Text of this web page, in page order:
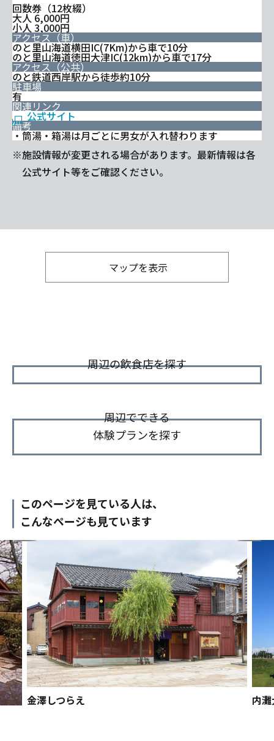
回数券（12枚綴）
大人 6,000円
小人 3,000円
アクセス（車）
のと里山海道横田IC(7Km)から車で10分
のと里山海道徳田大津IC(12km)から車で17分
アクセス（公共）
のと鉄道西岸駅から徒歩約10分
駐車場
有
関連リンク
公式サイト
備考
・筒湯・箱湯は月ごとに男女が入れ替わります
※施設情報が変更される場合があります。最新情報は各
公式サイト等をご確認ください。
マップを表示
周辺の飲食店を探す
周辺でできる
体験プランを探す
このページを見ている人は、
こんなページも見ています
金澤しつらえ 内